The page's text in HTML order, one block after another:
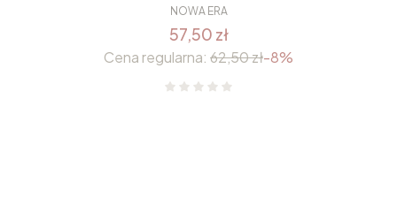
NOWA ERA
57,50 zł
Cena regularna: 62,50 zł-8%